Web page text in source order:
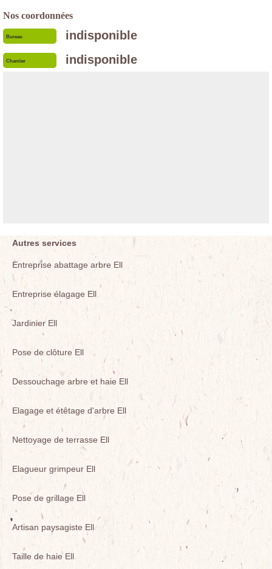
Nos coordonnées
Bureau indisponible
Chantier indisponible
Autres services
Entreprise abattage arbre Ell
Entreprise élagage Ell
Jardinier Ell
Pose de clôture Ell
Dessouchage arbre et haie Ell
Elagage et étêtage d'arbre Ell
Nettoyage de terrasse Ell
Elagueur grimpeur Ell
Pose de grillage Ell
Artisan paysagiste Ell
Taille de haie Ell